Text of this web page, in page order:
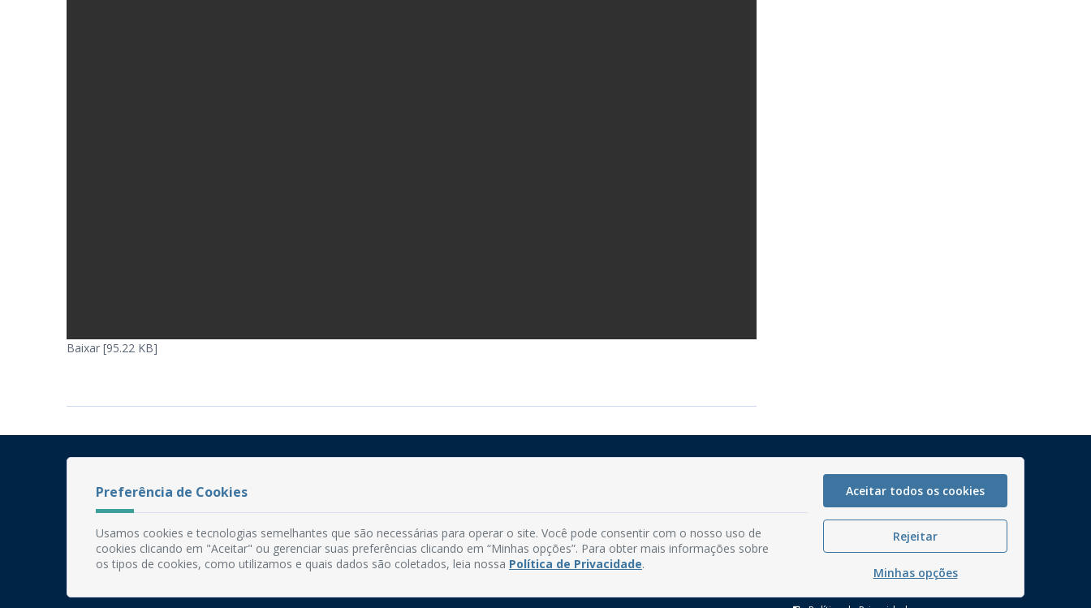
Baixar [95.22 KB]
Fone: (83) 3292-2246
Email: comunicacao@mamanguape.pb.gov.br
Expediente: Segunda à Sexta, das 08h às 13h
Perguntas frequentes
Preferência de Cookies
Usamos cookies e tecnologias semelhantes que são necessárias para operar o site. Você pode consentir com o nosso uso de
cookies clicando em "Aceitar" ou gerenciar suas preferências clicando em “Minhas opções”. Para obter mais informações sobre
os tipos de cookies, como utilizamos e quais dados são coletados, leia nossa Política de Privacidade.
Aceitar todos os cookies
Rejeitar
Minhas opções